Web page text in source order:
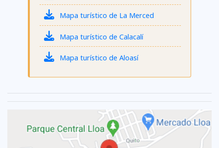
Mapa turístico de La Merced
Mapa turístico de Calacalí
Mapa turístico de Aloasí